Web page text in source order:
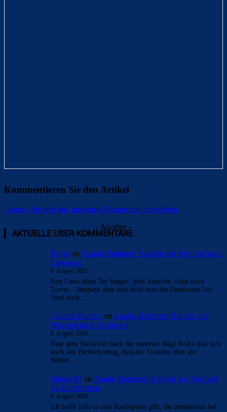
Kommentieren Sie den Artikel
Loggen Sie sich ein, um einen Kommentar abzugeben